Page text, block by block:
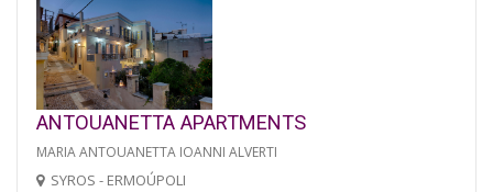
ANTOUANETTA APARTMENTS
MARIA ANTOUANETTA IOANNI ALVERTI
SYROS - ERMOÚPOLI